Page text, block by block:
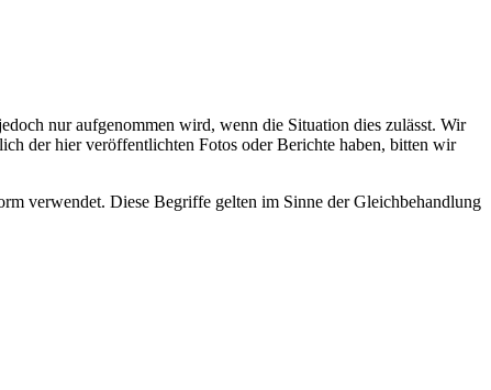
nur aufgenommen wird, wenn die Situation dies zulässt. Wir
der hier veröffentlichten Fotos oder Berichte haben, bitten wir
verwendet. Diese Begriffe gelten im Sinne der Gleichbehandlung